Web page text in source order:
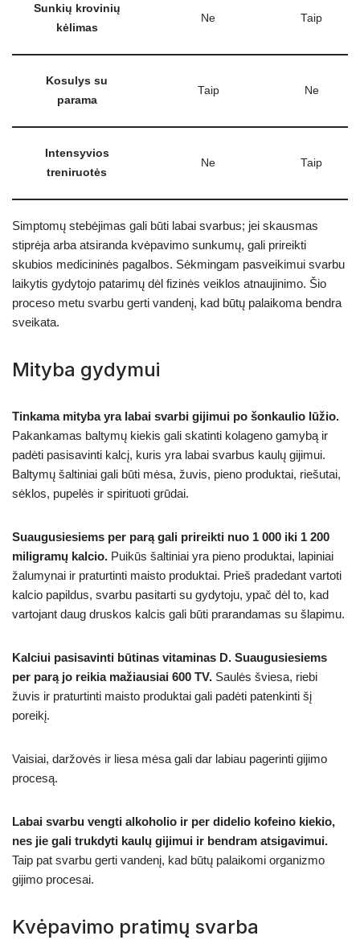
Sunkių krovinių
kėlimas
Ne Taip
Kosulys su
parama
Taip Ne
Intensyvios
treniruotės
Ne Taip
Simptomų stebėjimas gali būti labai svarbus; jei skausmas
stiprėja arba atsiranda kvėpavimo sunkumų, gali prireikti
skubios medicininės pagalbos. Sėkmingam pasveikimui svarbu
laikytis gydytojo patarimų dėl fizinės veiklos atnaujinimo. Šio
proceso metu svarbu gerti vandenį, kad būtų palaikoma bendra
sveikata.
Mityba gydymui
Tinkama mityba yra labai svarbi gijimui po šonkaulio lūžio.
Pakankamas baltymų kiekis gali skatinti kolageno gamybą ir
padėti pasisavinti kalcį, kuris yra labai svarbus kaulų gijimui.
Baltymų šaltiniai gali būti mėsa, žuvis, pieno produktai, riešutai,
sėklos, pupelės ir spirituoti grūdai.
Suaugusiesiems per parą gali prireikti nuo 1 000 iki 1 200
miligramų kalcio. Puikūs šaltiniai yra pieno produktai, lapiniai
žalumynai ir praturtinti maisto produktai. Prieš pradedant vartoti
kalcio papildus, svarbu pasitarti su gydytoju, ypač dėl to, kad
vartojant daug druskos kalcis gali būti prarandamas su šlapimu.
Kalciui pasisavinti būtinas vitaminas D. Suaugusiesiems
per parą jo reikia mažiausiai 600 TV. Saulės šviesa, riebi
žuvis ir praturtinti maisto produktai gali padėti patenkinti šį
poreikį.
Vaisiai, daržovės ir liesa mėsa gali dar labiau pagerinti gijimo
procesą.
Labai svarbu vengti alkoholio ir per didelio kofeino kiekio,
nes jie gali trukdyti kaulų gijimui ir bendram atsigavimui.
Taip pat svarbu gerti vandenį, kad būtų palaikomi organizmo
gijimo procesai.
Kvėpavimo pratimų svarba